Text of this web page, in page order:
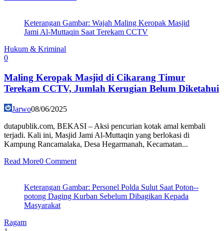
Keterangan Gambar: Wajah Maling Keropak Masjid
Jami Al-Muttaqin Saat Terekam CCTV
Hukum & Kriminal
0
Maling Keropak Masjid di Cikarang Timur
Terekam CCTV, Jumlah Kerugian Belum Diketahui
Jarwo08/06/2025
dutapublik.com, BEKASI – Aksi pencurian kotak amal kembali
terjadi. Kali ini, Masjid Jami Al-Muttaqin yang berlokasi di
Kampung Rancamalaka, Desa Hegarmanah, Kecamatan...
Read More0 Comment
Keterangan Gambar: Personel Polda Sulut Saat Poton--
potong Daging Kurban Sebelum Dibagikan Kepada
Masyarakat
Ragam